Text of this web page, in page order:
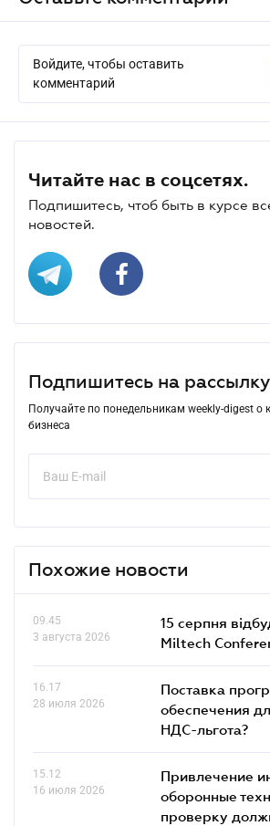
Войдите, чтобы оставить
комментарий
Читайте нас в соцсетях.
Подпишитесь, чтоб быть в курсе
новостей.
Подпишитесь на рассылку
Получайте по понедельникам weekly-digest о
бизнеса
Похожие новости
09.45
3 августа 2026
15 серпня
Miltech
16.17
28 июля 2026
Поставка
обеспечения
НДС-льгота?
15.12
16 июля 2026
Привлечение
оборонные
проверку